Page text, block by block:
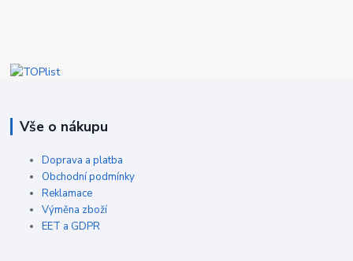
Vše o nákupu
Doprava a platba
Obchodní podmínky
Reklamace
Výměna zboží
EET a GDPR